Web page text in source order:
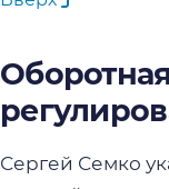
Сергей Семко